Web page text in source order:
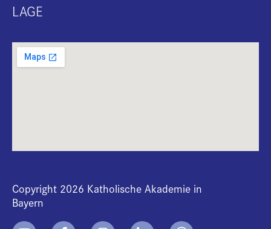
LAGE
Copyright 2026 Katholische Akademie in
Bayern